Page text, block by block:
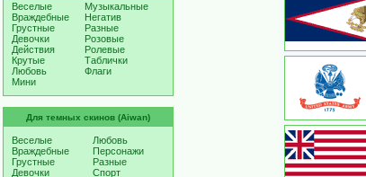
Веселые
Враждебные
Грустные
Девочки
Действия
Крутые
Любовь
Мини
Музыкальные
Негатив
Разные
Розовые
Ролевые
Таблички
Флаги
Для темных скинов (Aiwan)
Веселые
Враждебные
Грустные
Девочки
Любовь
Персонажи
Разные
Спорт